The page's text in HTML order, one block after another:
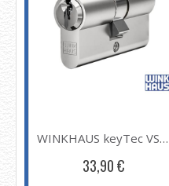
WINKHAUS keyTec VSX Schließzylinder Typ 01 / Typ 51, ab Länge 30/30
33,90 €